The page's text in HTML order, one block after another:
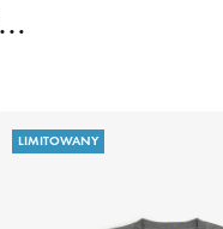
LIMITOWANY